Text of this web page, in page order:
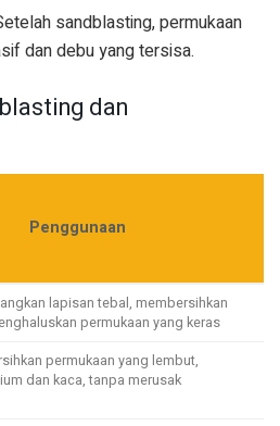
sandblasting, permukaan
dan debu yang tersisa.
dan
Penggunaan
lapisan tebal, membersihkan
permukaan yang keras
permukaan yang lembut,
dan kaca, tanpa merusak